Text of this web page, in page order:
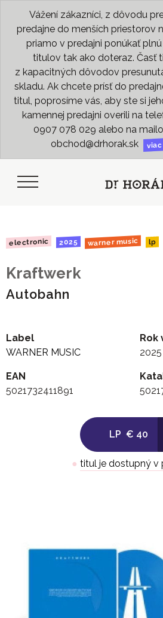
Vážení zákazníci, z dôvodu
predajne do menších priestorov
priamo v predajni ponúkať
titulov tak ako doteraz. Časť
z kapacitných dôvodov
skladu. Ak chcete prísť do
titul, poprosíme vás, aby ste si
kamennej predajni overili na
0907 078 029 alebo na
obchod@drhorak.sk
electronic 2025 warner music lp
Kraftwerk
Autobahn
Label
WARNER MUSIC
Rok
2025
EAN
5021732411891
LP € 40
● titul je dostupný v